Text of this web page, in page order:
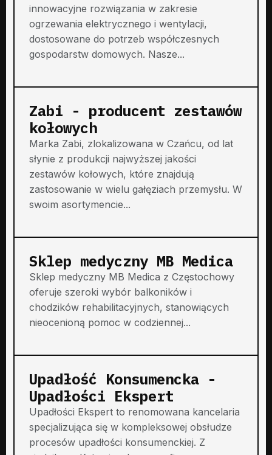
innowacyjne rozwiązania w zakresie
ogrzewania elektrycznego i wentylacji,
dostosowane do potrzeb współczesnych
gospodarstw domowych. Nasze...
Zabi - producent zestawów
kołowych
Marka Zabi, zlokalizowana w Czańcu, od lat
słynie z produkcji najwyższej jakości
zestawów kołowych, które znajdują
zastosowanie w wielu gałęziach przemysłu. W
swoim asortymencie...
Sklep medyczny MB Medica
Sklep medyczny MB Medica z Częstochowy
oferuje szeroki wybór balkoników i
chodzików rehabilitacyjnych, stanowiących
nieocenioną pomoc w codziennej...
Upadłość Konsumencka -
Upadłości Ekspert
Upadłości Ekspert to renomowana kancelaria
specjalizująca się w kompleksowej obsłudze
procesów upadłości konsumenckiej. Z